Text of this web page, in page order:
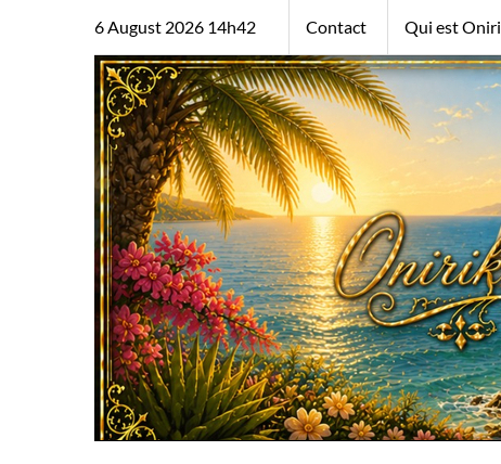
6 August 2026 14h42 Contact Qui est